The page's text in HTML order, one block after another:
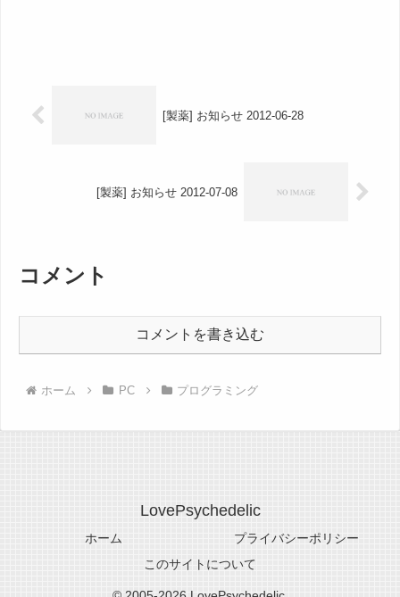
[製薬] お知らせ 2012-06-28
[製薬] お知らせ 2012-07-08
コメント
コメントを書き込む
ホーム PC プログラミング
LovePsychedelic
ホーム
プライバシーポリシー
このサイトについて